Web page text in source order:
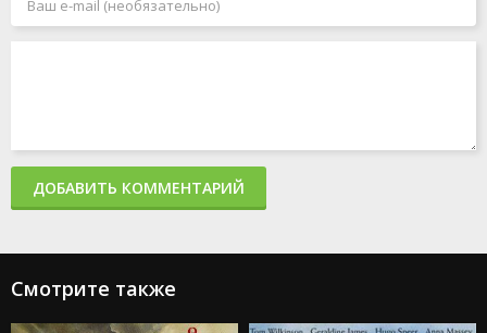
ДОБАВИТЬ КОММЕНТАРИЙ
Смотрите также